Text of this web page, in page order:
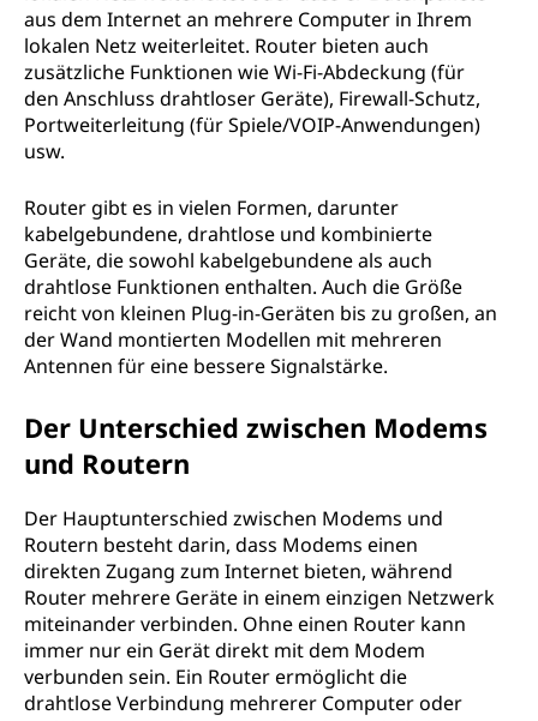
aus dem Internet an mehrere Computer in Ihrem
lokalen Netz weiterleitet. Router bieten auch
zusätzliche Funktionen wie Wi-Fi-Abdeckung (für
den Anschluss drahtloser Geräte), Firewall-Schutz,
Portweiterleitung (für Spiele/VOIP-Anwendungen)
usw.
Router gibt es in vielen Formen, darunter
kabelgebundene, drahtlose und kombinierte
Geräte, die sowohl kabelgebundene als auch
drahtlose Funktionen enthalten. Auch die Größe
reicht von kleinen Plug-in-Geräten bis zu großen, an
der Wand montierten Modellen mit mehreren
Antennen für eine bessere Signalstärke.
Der Unterschied zwischen Modems
und Routern
Der Hauptunterschied zwischen Modems und
Routern besteht darin, dass Modems einen
direkten Zugang zum Internet bieten, während
Router mehrere Geräte in einem einzigen Netzwerk
miteinander verbinden. Ohne einen Router kann
immer nur ein Gerät direkt mit dem Modem
verbunden sein. Ein Router ermöglicht die
drahtlose Verbindung mehrerer Computer oder